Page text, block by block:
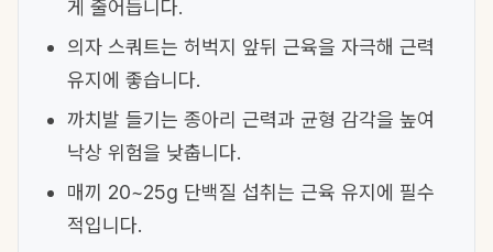
게 줄어듭니다.
의자 스쿼트는 허벅지 앞뒤 근육을 자극해 근력
유지에 좋습니다.
까치발 들기는 종아리 근력과 균형 감각을 높여
낙상 위험을 낮춥니다.
매끼 20~25g 단백질 섭취는 근육 유지에 필수
적입니다.